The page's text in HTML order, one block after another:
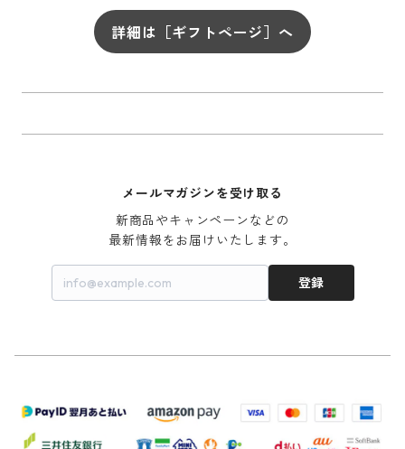
詳細は［ギフトページ］へ
メールマガジンを受け取る
新商品やキャンペーンなどの
最新情報をお届けいたします。
登録